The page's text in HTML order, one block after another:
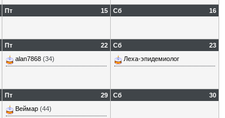
15
Пт 16
Сб
22
Пт
alan7868 (34)
23
Сб
Леха-эпидемиолог
29
Пт
Веймар (44)
30
Сб